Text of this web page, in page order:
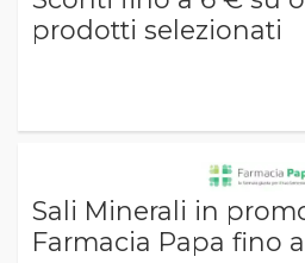
prodotti selezionati
Sali Minerali in
Farmacia Papa fino